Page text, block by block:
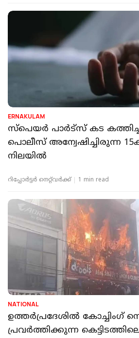
ERNAKULAM
സ്‌പെയര്‍ പാര്‍ട്‌സ് കട
പൊലീസ് അന്വേഷിച്ചിരുന്ന
നിലയില്‍
റിപ്പോർട്ടർ നെറ്റ്‌വര്‍ക്ക്‌ 1 min read
NATIONAL
ഉത്തര്‍പ്രദേശില്‍ കോച്ചിംഗ്
പ്രവര്‍ത്തിക്കുന്ന കെട്ടിടത്തിലെ